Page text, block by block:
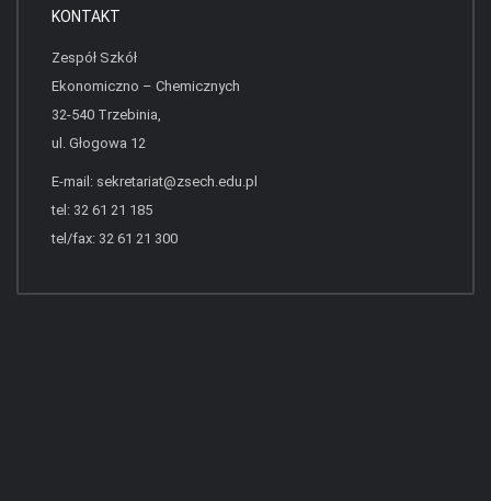
KONTAKT
Zespół Szkół
Ekonomiczno – Chemicznych
32-540 Trzebinia,
ul. Głogowa 12
E-mail: sekretariat@zsech.edu.pl
tel: 32 61 21 185
tel/fax: 32 61 21 300